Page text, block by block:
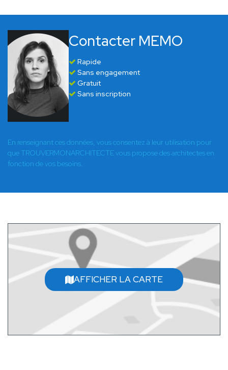
Contacter MEMO
Rapide
Sans engagement
Gratuit
Sans inscription
En renseignant ces données, vous consentez à leur utilisation pour
que TROUVERMONARCHITECTE vous propose des architectes en
fonction de vos besoins.
AFFICHER LA CARTE